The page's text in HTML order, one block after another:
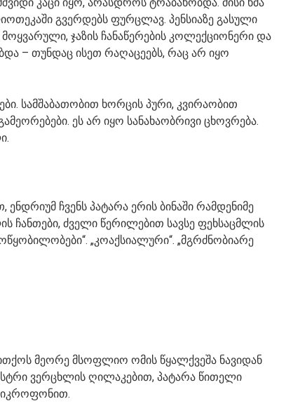
გვერდებს ფურცლავ. პენსიაზე გასული
ჯაზის ჩანაწერების კოლექციონერი და
– თუნდაც ისეთ რაღაცეებს, რაც არ იყო
სამშაბათობით ხორცის პური, კვირაობით
ეს არ იყო სანახაობრივი ცხოვრება.
ჩვენს პატარა ერის ბინაში რამდენიმე
ჩანთები, ძველი წერილებით სავსე ფეხსაცმლის
„კოაქსიალური“. „მგრძნობიარე
მეორე მსოფლიო ომის წყალქვეშა ნავიდან
ვერცხლის ღილაკებით, პატარა წითელი